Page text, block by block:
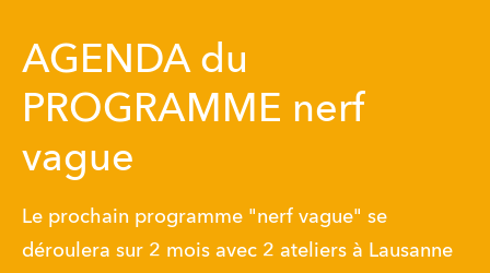
AGENDA du
PROGRAMME nerf
vague
Le prochain programme "nerf vague" se
déroulera sur 2 mois avec 2 ateliers à Lausanne